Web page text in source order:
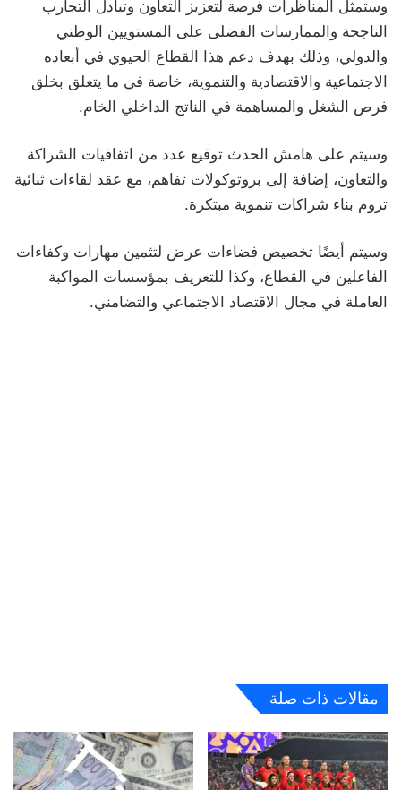
وستمثل المناظرات فرصة لتعزيز التعاون وتبادل التجارب
الناجحة والممارسات الفضلى على المستويين الوطني
والدولي، وذلك بهدف دعم هذا القطاع الحيوي في أبعاده
الاجتماعية والاقتصادية والتنموية، خاصة في ما يتعلق بخلق
فرص الشغل والمساهمة في الناتج الداخلي الخام.
وسيتم على هامش الحدث توقيع عدد من اتفاقيات الشراكة
والتعاون، إضافة إلى بروتوكولات تفاهم، مع عقد لقاءات ثنائية
تروم بناء شراكات تنموية مبتكرة.
وسيتم أيضًا تخصيص فضاءات عرض لتثمين مهارات وكفاءات
الفاعلين في القطاع، وكذا للتعريف بمؤسسات المواكبة
العاملة في مجال الاقتصاد الاجتماعي والتضامني.
مقالات ذات صلة